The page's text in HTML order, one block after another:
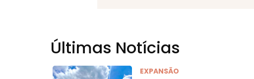
Últimas Notícias
EXPANSÃO